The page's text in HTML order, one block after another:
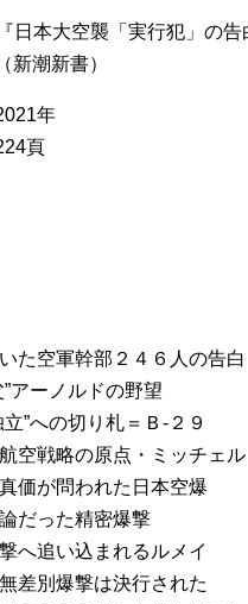
『日本大空襲「実行犯」の
（新潮新書）
年
頁
た空軍幹部２４６人の告白
アーノルドの野望
”への切り札＝Ｂ-２９
空戦略の原点・ミッチェル
価が問われた日本空爆
だった精密爆撃
へ追い込まれるルメイ
差別爆撃は決行された